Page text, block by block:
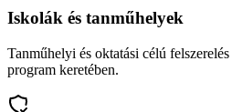
Iskolák és tanműhelyek
Tanműhelyi és oktatási célú
program keretében.